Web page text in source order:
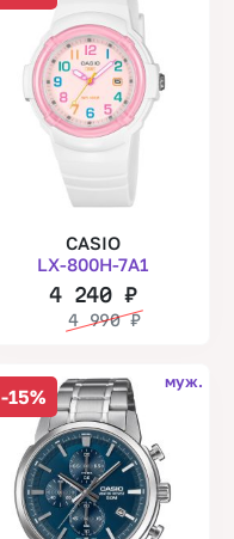
CASIO
LX-800H-7A1
4 240₽
4 990₽
-15%
муж.